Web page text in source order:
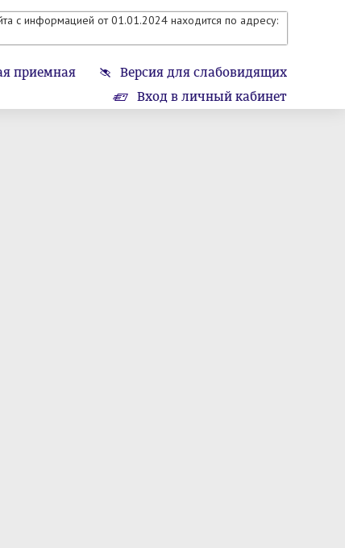
с информацией от 01.01.2024 находится по адресу:
приемная
Версия для слабовидящих
Вход в личный кабинет